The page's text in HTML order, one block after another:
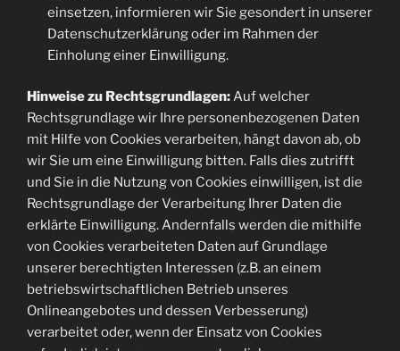
einsetzen, informieren wir Sie gesondert in unserer
Datenschutzerklärung oder im Rahmen der
Einholung einer Einwilligung.
Hinweise zu Rechtsgrundlagen:Auf welcher
Rechtsgrundlage wir Ihre personenbezogenen Daten
mit Hilfe von Cookies verarbeiten, hängt davon ab, ob
wir Sie um eine Einwilligung bitten. Falls dies zutrifft
und Sie in die Nutzung von Cookies einwilligen, ist die
Rechtsgrundlage der Verarbeitung Ihrer Daten die
erklärte Einwilligung. Andernfalls werden die mithilfe
von Cookies verarbeiteten Daten auf Grundlage
unserer berechtigten Interessen (z.B. an einem
betriebswirtschaftlichen Betrieb unseres
Onlineangebotes und dessen Verbesserung)
verarbeitet oder, wenn der Einsatz von Cookies